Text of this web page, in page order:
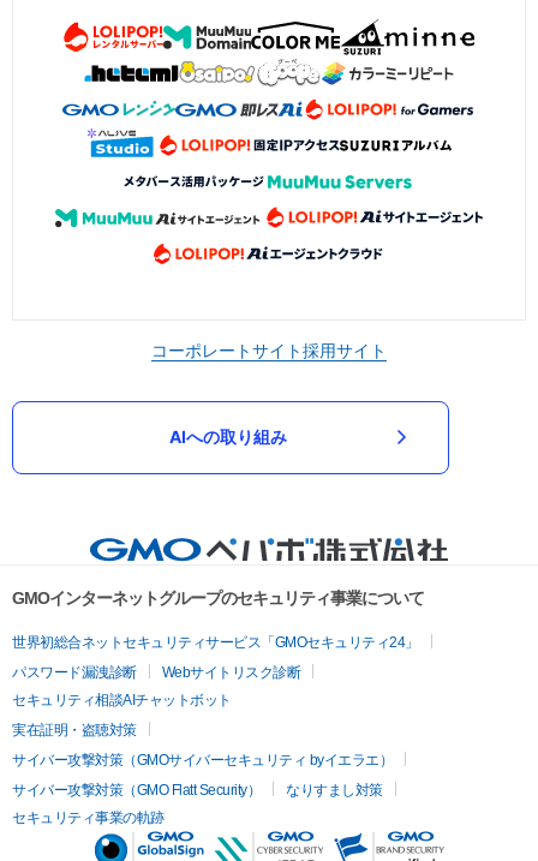
コーポレートサイト採用サイト
AIへの取り組み
GMOインターネットグループのセキュリティ事業について
世界初総合ネットセキュリティサービス「GMOセキュリティ24」
パスワード漏洩診断
Webサイトリスク診断
セキュリティ相談AIチャットボット
実在証明・盗聴対策
サイバー攻撃対策（GMOサイバーセキュリティ byイエラエ）
サイバー攻撃対策（GMO Flatt Security）
なりすまし対策
セキュリティ事業の軌跡